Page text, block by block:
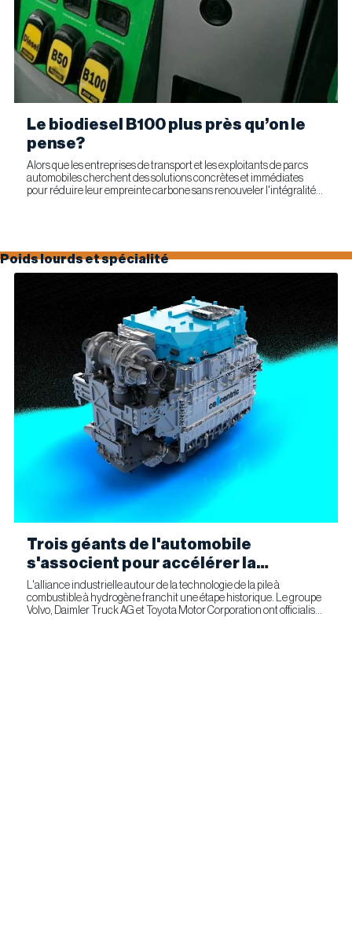
Le biodiesel B100 plus près qu’on le
pense?
Alors que les entreprises de transport et les exploitants de parcs
automobiles cherchent des solutions concrètes et immédiates
pour réduire leur empreinte carbone sans renouveler l'intégralité
Poids lourds et spécialité
Trois géants de l'automobile
s'associent pour accélérer la
fabrication industrielle de piles à
combustible pour le transport
commercial
L'alliance industrielle autour de la technologie de la pile à
combustible à hydrogène franchit une étape historique. Le groupe
Volvo, Daimler Truck AG et Toyota Motor Corporation ont officialisé